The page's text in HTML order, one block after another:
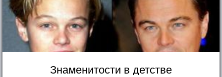
Знаменитости в детстве